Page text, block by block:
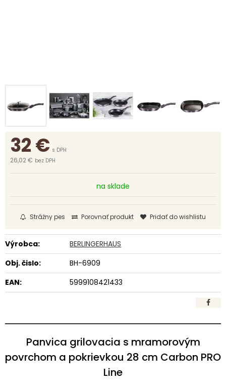
32€ s DPH
26,02 € bez DPH
na sklade
Strážny pes Porovnať produkt Pridať do wishlistu
Výrobca:
BERLINGERHAUS
Obj. čislo:
BH-6909
EAN:
5999108421433
Panvica grilovacia s mramorovým
povrchom a pokrievkou 28 cm Carbon PRO
Line